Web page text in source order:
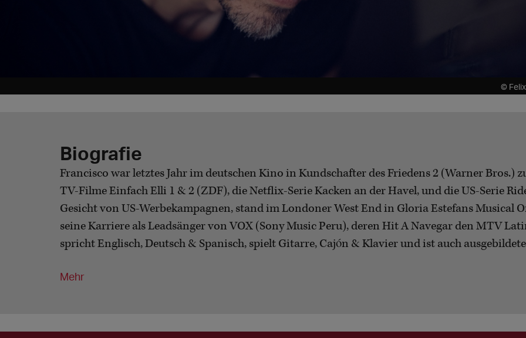
©
Biografie
Francisco war letztes Jahr im deutschen Kino in Kundschafter des Friedens 2 (Warner Bros.)
TV-Filme Einfach Elli 1 & 2 (ZDF), die Netflix-Serie Kacken an der Havel, und die US-Serie
Gesicht von US-Werbekampagnen, stand im Londoner West End in Gloria Estefans Musical
seine Karriere als Leadsänger von VOX (Sony Music Peru), deren Hit A Navegar den MTV
spricht Englisch, Deutsch & Spanisch, spielt Gitarre, Cajón & Klavier und ist auch
Mehr